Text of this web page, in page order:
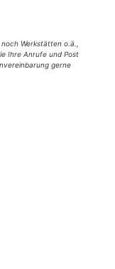
Werkstätten o.ä.,
Ihre Anrufe und Post
gerne